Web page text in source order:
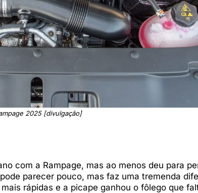
2025 [divulgação]
com a Rampage, mas ao menos deu para
parecer pouco, mas faz uma tremenda
rápidas e a picape ganhou o fôlego que